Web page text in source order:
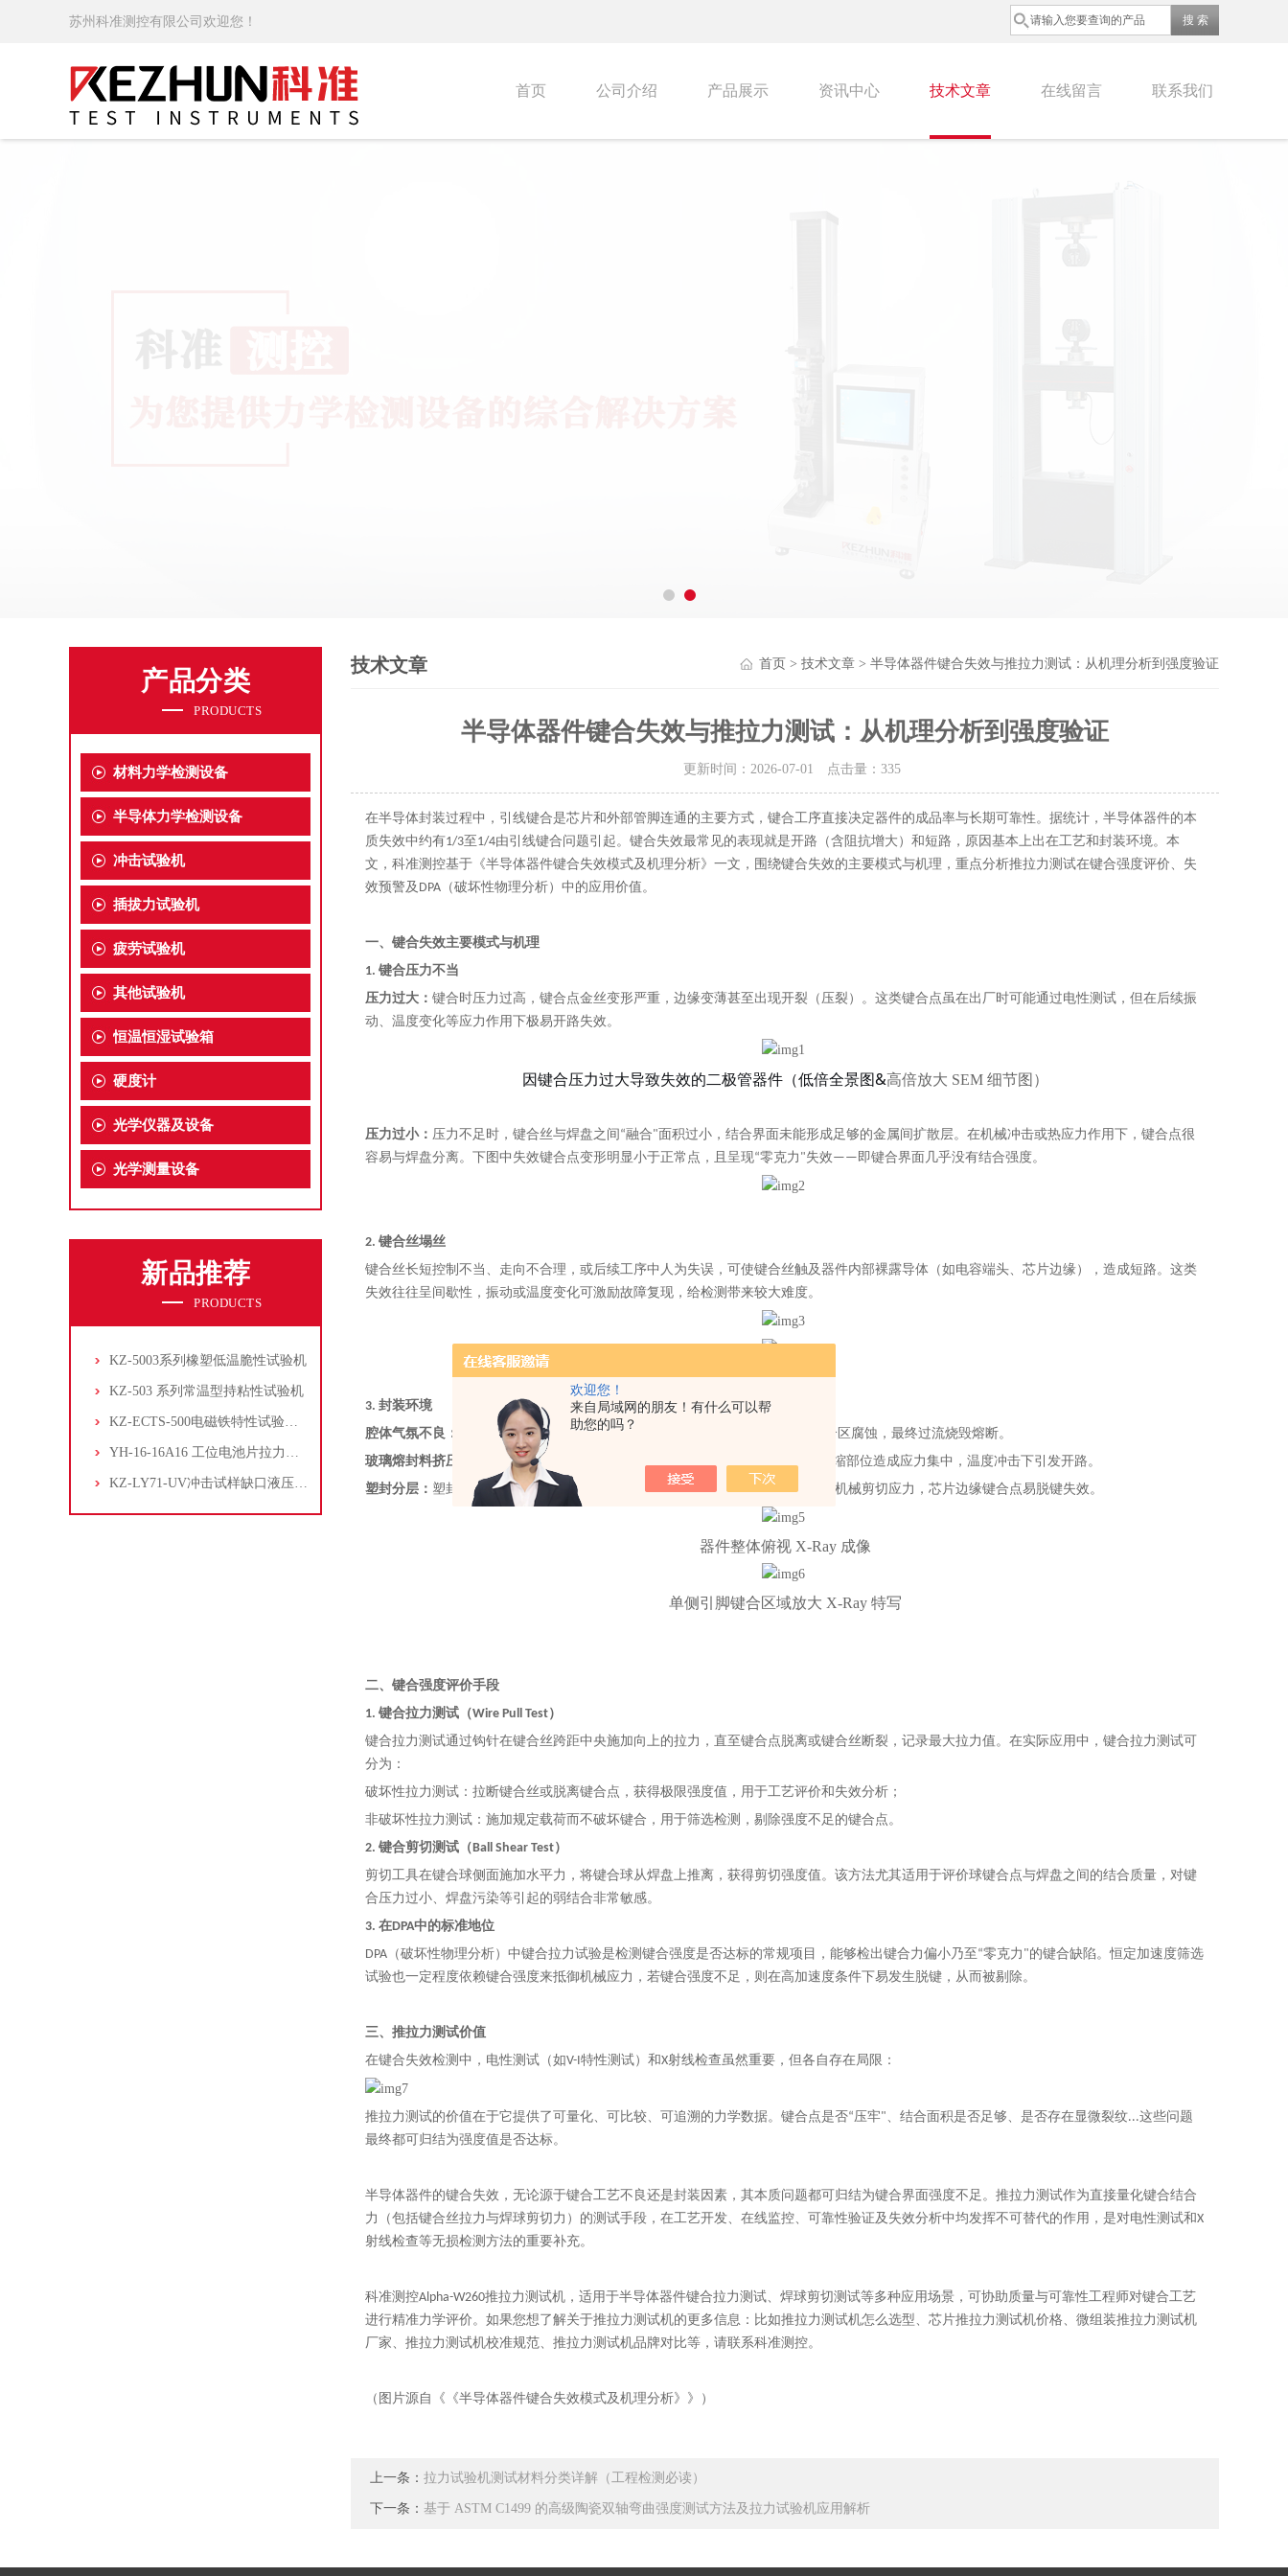
欢迎您！
来自局域网的朋友！有什么可以帮
助您的吗？
苏州科准测控有限公司欢迎您！
首页 公司介绍 产品展示 资讯中心 技术文章 在线留言 联系我们
产品分类
PRODUCTS
材料力学检测设备
半导体力学检测设备
冲击试验机
插拔力试验机
疲劳试验机
其他试验机
恒温恒湿试验箱
硬度计
光学仪器及设备
光学测量设备
新品推荐
PRODUCTS
KZ-5003系列橡塑低温脆性试验机
KZ-503 系列常温型持粘性试验机
KZ-ECTS-500电磁铁特性试验系统
YH-16-16A16 工位电池片拉力试验机
KZ-LY71-UV冲击试样缺口液压拉床
技术文章 首页 > 技术文章 > 半导体器件键合失效与推拉力测试：从机理分析到强度验证
半导体器件键合失效与推拉力测试：从机理分析到强度验证
更新时间：2026-07-01 点击量： 335
在半导体封装过程中，引线键合是芯片和外部管脚连通的主要方式， 键合工序直接决定器件的成品率与长期可靠性。 据统计，半导体器件的本
质失效中约有1/3至1/4由引线键合问题引起。 键合失效最常见的表现就是开路（含阻抗增大）和短路 ， 原因基本上出在工艺和封装环境。本
文，科准测控基于《半导体器件键合失效模式及机理分析》一文，围绕键合失效的主要模式与机理，重点分析推拉力测试在键合强度评价、失
效预警及DPA（破坏性物理分析）中的应用价值。
一、键合失效主要模式与机理
1. 键合压力不当
压力过大： 键合时压力过高，键合点金丝变形严重，边缘变薄甚至出现开裂（压裂）。这类键合点虽在出厂时可能通过电性测试，但在后续振
动、温度变化等应力作用下极易开路失效。
因键合压力过大导致失效的二极管器件（低倍全景图&高倍放大 SEM 细节图 ）
压力过小： 压力不足时， 键合丝与焊盘之间“融合"面积过小，结合界面未能形成足够的金属间扩散层。在机械冲击或热应力作用下，键合点很
容易与焊盘分离。
下图中 失效键合点变形明显小于正常点，且呈现“零克力"失效——即键合界面几乎没有结合强度。
2. 键合丝塌丝
键合丝长短控制不当、走向不合理，或后续工序中人为失误，可使键合丝触及器件内部裸露导体（如电容端头、芯片边缘），造成短路。这类
失效往往呈间歇性，振动或温度变化可激励故障复现，给检测带来较大难度。
3. 封装环境
腔体气氛不良：
密封器件内水汽含量超标且含腐蚀性元素（如Cl、P），导致键合区腐蚀，最终过流烧毁熔断。
玻璃熔封料挤压：
封盖时熔封料渗入键合根部，对键合丝形成“翘起"作用，在颈缩部位造成应力集中，温度冲击下引发开路。
塑封分层： 塑封料与芯片热膨胀系数差异较大，一旦存在分层，温度变化产生热机械剪切应力，芯片边缘键合点易脱键失效。
器件整体俯视 X-Ray 成像
单侧引脚键合区域放大 X-Ray 特写
二、键合强度评价手段
1. 键合拉力测试（Wire Pull Test）
键合拉力测试通过钩针在键合丝跨距中央施加向上的拉力，直至键合点脱离或键合丝断裂，记录最大拉力值。在实际应用中，键合拉力测试可
分为：
破坏性拉力测试：拉断键合丝或脱离键合点，获得极限强度值，用于工艺评价和失效分析；
非破坏性拉力测试：施加规定载荷而不破坏键合，用于筛选检测，剔除强度不足的键合点。
2. 键合剪切测试（Ball Shear Test）
剪切工具在键合球侧面施加水平力，将键合球从焊盘上推离，获得剪切强度值。该方法尤其适用于评价球键合点与焊盘之间的结合质量，对键
合压力过小、焊盘污染等引起的弱结合非常敏感。
3. 在DPA中的标准地位
DPA（破坏性物理分析）中键合拉力试验是检测键合强度是否达标的常规项目，能够检出键合力偏小乃至“零克力"的键合缺陷。恒定加速度筛选
试验也一定程度依赖键合强度来抵御机械应力 ， 若键合强度不足，则在高加速度条件下易发生脱键，从而被剔除。
三、推拉力测试价值
在键合失效检测中，电性测试（如V-I特性测试）和X射线检查虽然重要，但各自存在局限：
推拉力测试的价值在于它提供了可量化、可比较、可追溯的力学数据。键合点是否“压牢"、结合面积是否足够、是否存在显微裂纹...这些问题
最终都可归结为强度值是否达标。
半导体器件的键合失效，无论源于键合工艺不良还是封装因素，其本质问题都可归结为键合界面强度不足。推拉力测试作为直接量化键合结合
力（包括键合丝拉力与焊球剪切力）的测试手段，在工艺开发、在线监控、可靠性验证及失效分析中均发挥不可替代的作用，是对电性测试和X
射线检查等无损检测方法的重要补充。
科准测控Alpha-W260推拉力测试机，适用于半导体器件键合拉力测试、焊球剪切测试等多种应用场景，可协助质量与可靠性工程师对键合工艺
进行精准力学评价。 如果您想了解关于推拉力测试机的更多信息： 比如推拉力测试机怎么选型、芯片推拉力测试机价格、微组装推拉力测试机
厂家、推拉力测试机校准规范、推拉力测试机品牌对比等， 请联系科准测控。
（图片源自《 《半导体器件键合失效模式及机理分析》 》）
上一条： 拉力试验机测试材料分类详解（工程检测必读）
下一条： 基于 ASTM C1499 的高级陶瓷双轴弯曲强度测试方法及拉力试验机应用解析